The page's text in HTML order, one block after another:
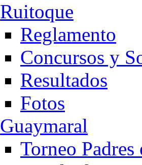
Ruitoque
Reglamento
Concursos y
Resultados
Fotos
Guaymaral
Torneo